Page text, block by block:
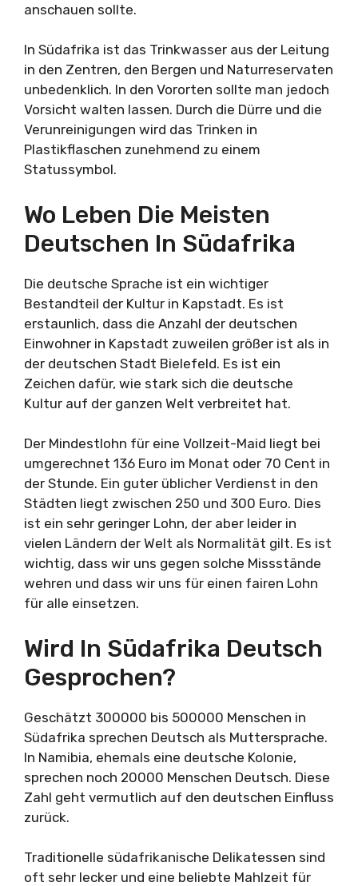
anschauen sollte.
In Südafrika ist das Trinkwasser aus der Leitung
in den Zentren, den Bergen und Naturreservaten
unbedenklich. In den Vororten sollte man jedoch
Vorsicht walten lassen. Durch die Dürre und die
Verunreinigungen wird das Trinken in
Plastikflaschen zunehmend zu einem
Statussymbol.
Wo Leben Die Meisten
Deutschen In Südafrika
Die deutsche Sprache ist ein wichtiger
Bestandteil der Kultur in Kapstadt. Es ist
erstaunlich, dass die Anzahl der deutschen
Einwohner in Kapstadt zuweilen größer ist als in
der deutschen Stadt Bielefeld. Es ist ein
Zeichen dafür, wie stark sich die deutsche
Kultur auf der ganzen Welt verbreitet hat.
Der Mindestlohn für eine Vollzeit-Maid liegt bei
umgerechnet 136 Euro im Monat oder 70 Cent in
der Stunde. Ein guter üblicher Verdienst in den
Städten liegt zwischen 250 und 300 Euro. Dies
ist ein sehr geringer Lohn, der aber leider in
vielen Ländern der Welt als Normalität gilt. Es ist
wichtig, dass wir uns gegen solche Missstände
wehren und dass wir uns für einen fairen Lohn
für alle einsetzen.
Wird In Südafrika Deutsch
Gesprochen?
Geschätzt 300000 bis 500000 Menschen in
Südafrika sprechen Deutsch als Muttersprache.
In Namibia, ehemals eine deutsche Kolonie,
sprechen noch 20000 Menschen Deutsch. Diese
Zahl geht vermutlich auf den deutschen Einfluss
zurück.
Traditionelle südafrikanische Delikatessen sind
oft sehr lecker und eine beliebte Mahlzeit für